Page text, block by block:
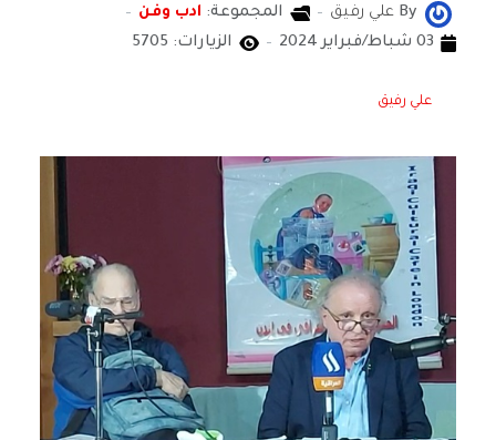
By علي رفيق المجموعة: ادب وفن
03 شباط/فبراير 2024
الزيارات: 5705
علي رفيق